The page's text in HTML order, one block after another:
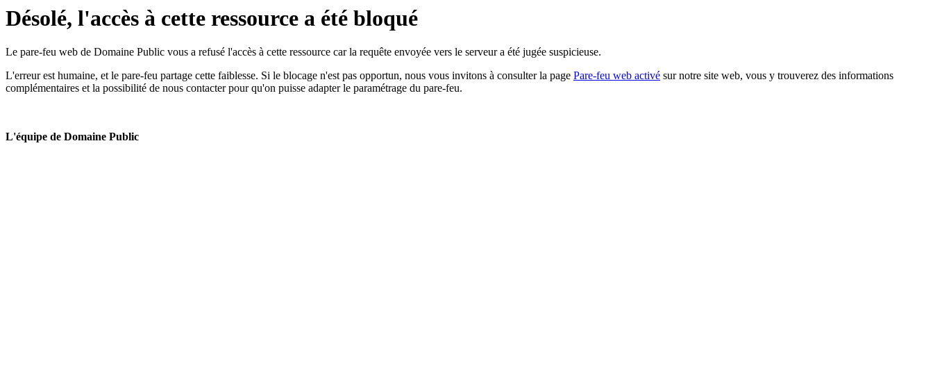
Désolé, l'accès à cette ressource a été bloqué
Le pare-feu web de Domaine Public vous a refusé l'accès à cette ressource car la requête envoyée vers le serveur a été jugée suspicieuse.
L'erreur est humaine, et le pare-feu partage cette faiblesse. Si le blocage n'est pas opportun, nous vous invitons à consulter la page Pare-feu web activé sur notre site web, vous y trouverez des informations
complémentaires et la possibilité de nous contacter pour qu'on puisse adapter le paramétrage du pare-feu.
L'équipe de Domaine Public